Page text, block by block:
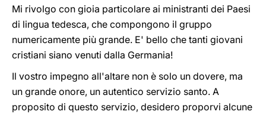
Mi rivolgo con gioia particolare ai ministranti dei Paesi
di lingua tedesca, che compongono il gruppo
numericamente più grande. E' bello che tanti giovani
cristiani siano venuti dalla Germania!
Il vostro impegno all'altare non è solo un dovere, ma
un grande onore, un autentico servizio santo. A
proposito di questo servizio, desidero proporvi alcune